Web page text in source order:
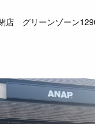
店 グリーンゾーン